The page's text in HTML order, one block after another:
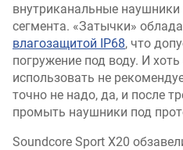
внутриканальные наушники
сегмента. «Затычки»
влагозащитой IP68, что
погружение под воду. И
использовать не
точно не надо, да, и после
промыть наушники под
Soundcore Sport X20